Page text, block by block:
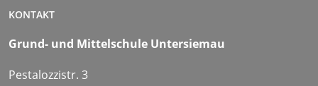
KONTAKT
Grund- und Mittelschule Untersiemau
Pestalozzistr. 3